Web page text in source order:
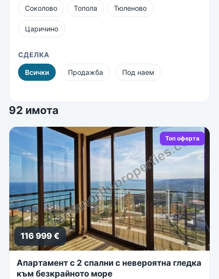
Соколово Топола Тюленово
Царичино
СДЕЛКА
Всички Продажба Под наем
92 имота
Топ оферта
116 999 €
Апартамент с 2 спални с невероятна гледка
към безкрайното море